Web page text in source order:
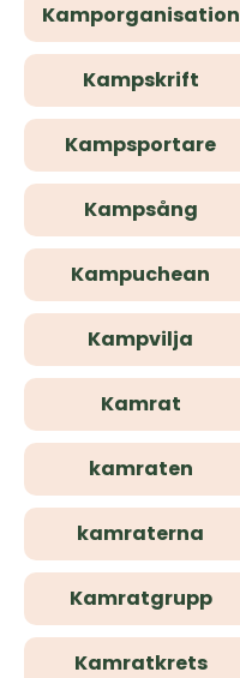
Kamporganisation
Kampskrift
Kampsportare
Kampsång
Kampuchean
Kampvilja
Kamrat
kamraten
kamraterna
Kamratgrupp
Kamratkrets